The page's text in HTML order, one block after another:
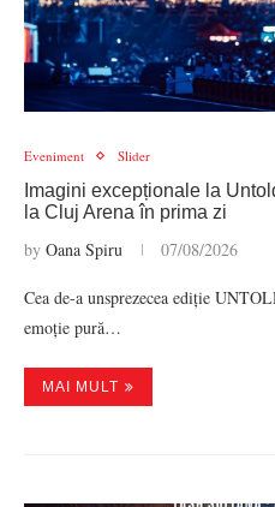
Eveniment Slider
Imagini excepționale la
la Cluj Arena în prima zi
by Oana Spiru 07/08/2026
Cea de-a unsprezecea ediție
emoție pură…
MAI MULT